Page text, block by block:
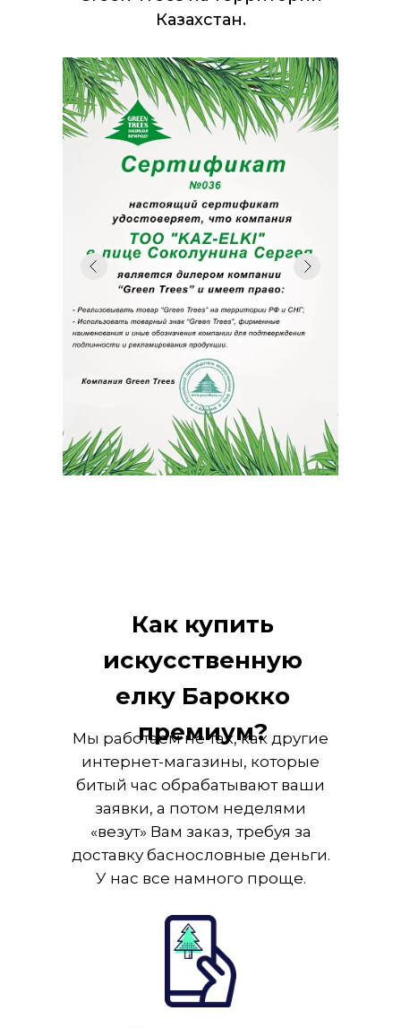
Казахстан.
Как купить
искусственную
елку Барокко
премиум?
Мы работаем не так, как другие
интернет-магазины, которые
битый час обрабатывают ваши
заявки, а потом неделями
«везут» Вам заказ, требуя за
доставку баснословные деньги.
У нас все намного проще.